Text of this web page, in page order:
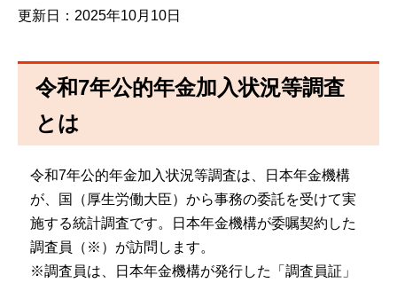
更新日：2025年10月10日
令和7年公的年金加入状況等調査
とは
令和7年公的年金加入状況等調査は、日本年金機構
が、国（厚生労働大臣）から事務の委託を受けて実
施する統計調査です。日本年金機構が委嘱契約した
調査員（※）が訪問します。
※調査員は、日本年金機構が発行した「調査員証」